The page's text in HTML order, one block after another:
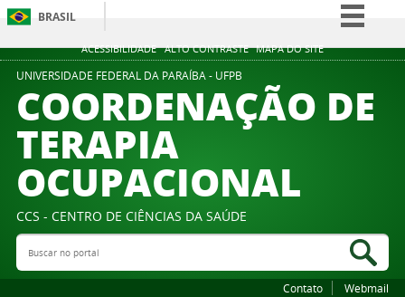
ACESSIBILIDADE ALTO CONTRASTE MAPA DO SITE
BRASIL
Simplifique!
Participe
Acesso à informação
Canais
UNIVERSIDADE FEDERAL DA PARAÍBA - UFPB
COORDENAÇÃO DE
TERAPIA
OCUPACIONAL
CCS - CENTRO DE CIÊNCIAS DA SAÚDE
Buscar no portal
Contato Webmail